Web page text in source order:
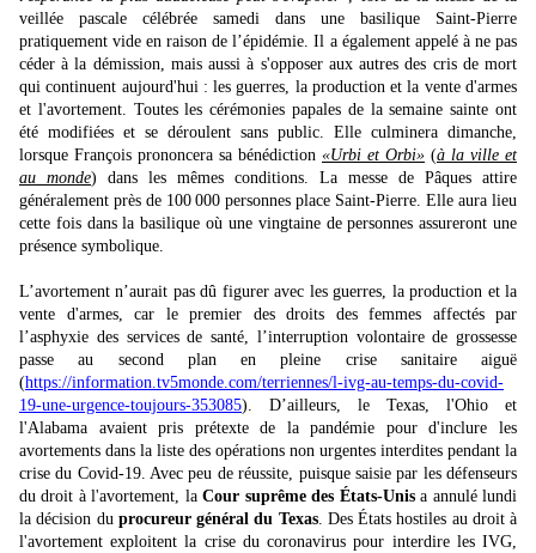
veillée pascale célébrée samedi dans une basilique Saint-Pierre
pratiquement vide en raison de l’épidémie. Il a également appelé à ne pas
céder à la démission, mais aussi à s'opposer aux autres des cris de mort
qui continuent aujourd'hui : les guerres, la production et la vente d'armes
et l'avortement. Toutes les cérémonies papales de la semaine sainte ont
été modifiées et se déroulent sans public. Elle culminera dimanche,
lorsque François prononcera sa bénédiction «Urbi et Orbi» (à la ville et
au monde) dans les mêmes conditions. La messe de Pâques attire
généralement près de 100 000 personnes place Saint-Pierre. Elle aura lieu
cette fois dans la basilique où une vingtaine de personnes assureront une
présence symbolique.
L’avortement n’aurait pas dû figurer avec les guerres, la production et la
vente d'armes, car le premier des droits des femmes affectés par
l’asphyxie des services de santé, l’interruption volontaire de grossesse
passe au second plan en pleine crise sanitaire aiguë
(https://information.tv5monde.com/terriennes/l-ivg-au-temps-du-covid-
19-une-urgence-toujours-353085). D’ailleurs, le Texas, l'Ohio et
l'Alabama avaient pris prétexte de la pandémie pour d'inclure les
avortements dans la liste des opérations non urgentes interdites pendant la
crise du Covid-19. Avec peu de réussite, puisque saisie par les défenseurs
du droit à l'avortement, laCour suprême des États-Unisa annulé lundi
la décision du procureur général du Texas. Des États hostiles au droit à
l'avortement exploitent la crise du coronavirus pour interdire les IVG,